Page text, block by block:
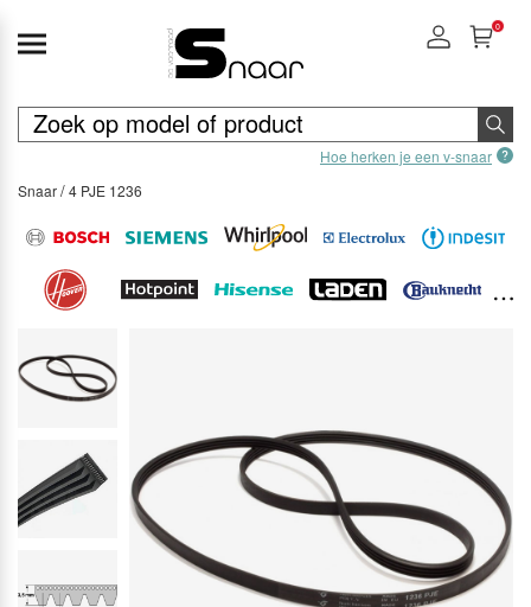
Hoe herken je een v-snaar
0
Snaar 4 PJE 1236